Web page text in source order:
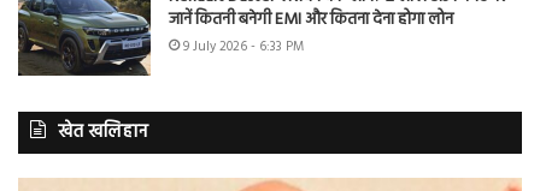
जानें कितनी बनेगी EMI और कितना देना होगा लोन
9 July 2026 - 6:33 PM
खेत खलिहान